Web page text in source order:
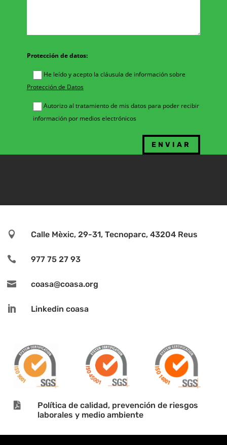
Protección de datos:
He leído y acepto la cláusula de información sobre
Protección de Datos
Autorizo al tratamiento de mis datos para poder recibir
información por medios electrónicos
 Calle Mèxic, 29-31, Tecnoparc, 43204 Reus
 977 75 27 93
 coasa@coasa.org
 Linkedin coasa

Política de calidad, prevención de riesgos
laborales y medio ambiente